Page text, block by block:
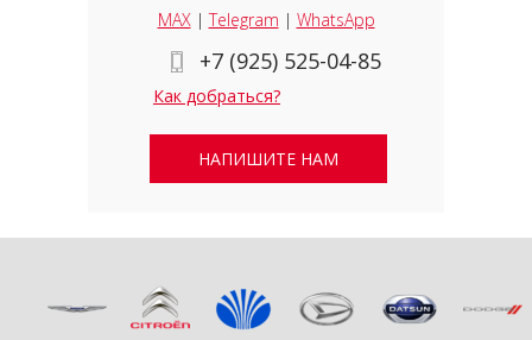
MAX|Telegram | WhatsApp
+7 (925) 525-04-85
Как добраться?
НАПИШИТЕ НАМ